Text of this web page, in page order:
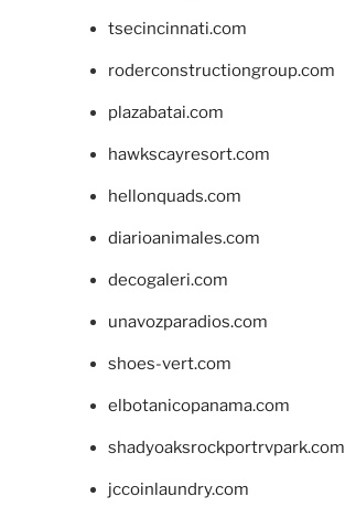
tsecincinnati.com
roderconstructiongroup.com
plazabatai.com
hawkscayresort.com
hellonquads.com
diarioanimales.com
decogaleri.com
unavozparadios.com
shoes-vert.com
elbotanicopanama.com
shadyoaksrockportrvpark.com
jccoinlaundry.com